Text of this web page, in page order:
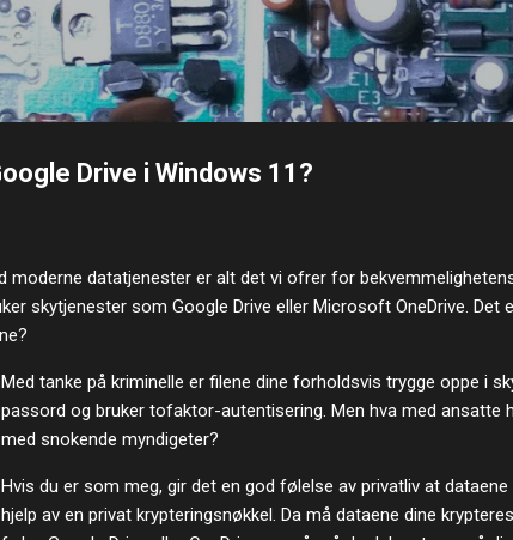
Gå til hovedinnhold
Drive i Windows 11?
moderne datatjenester er alt det vi ofrer for
skytjenester som Google Drive eller Microsoft OneDrive. Det
Med tanke på kriminelle er filene dine forholdsvis trygge oppe i
passord og bruker tofaktor-autentisering. Men hva med ansatte
med snokende myndigeter?
Hvis du er som meg, gir det en god følelse av privatliv at dataene
hjelp av en privat krypteringsnøkkel. Da må dataene dine krypteres